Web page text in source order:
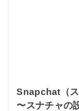
Snapchat（
〜スナチャの